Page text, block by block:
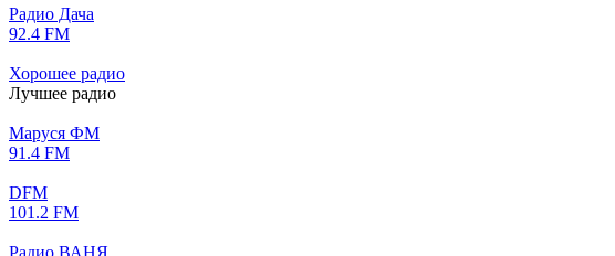
Радио Дача
92.4 FM
Хорошее радио
Лучшее радио
Маруся ФМ
91.4 FM
DFM
101.2 FM
Радио ВАНЯ